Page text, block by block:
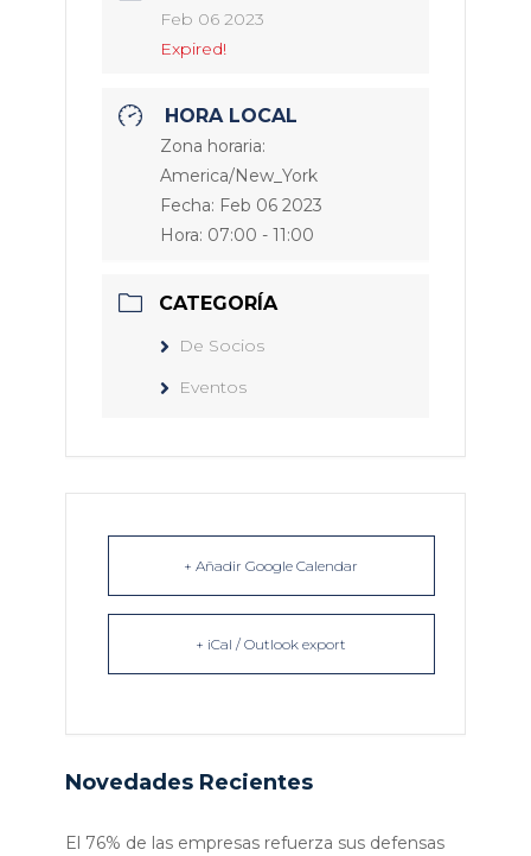
Feb 06 2023
Expired!
HORA LOCAL
Zona horaria:
America/New_York
Fecha: Feb 06 2023
Hora: 07:00 - 11:00
CATEGORÍA
De Socios
Eventos
+ Añadir Google Calendar
+ iCal / Outlook export
Novedades Recientes
El 76% de las empresas refuerza sus defensas